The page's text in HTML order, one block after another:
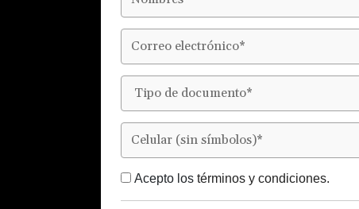
Acepto los términos y condiciones.